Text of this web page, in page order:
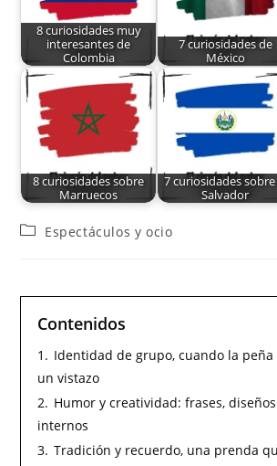
8 curiosidades muy
interesantes de
Colombia
7 curiosidades de
México
8 curiosidades sobre
Marruecos
7 curiosidades sobre
Salvador
Espectáculos y ocio
Contenidos
1. Identidad de grupo, cuando la peña
un vistazo
2. Humor y creatividad: frases,
internos
3. Tradición y recuerdo, una prenda